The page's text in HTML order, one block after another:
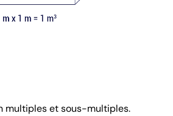
multiples et sous-multiples.